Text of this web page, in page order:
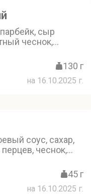
сыр
чеснок,
130 г
на 16.10.2025 г.
соус, сахар,
чеснок,
45 г
на 16.10.2025 г.